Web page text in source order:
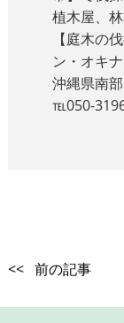
植木屋、
【庭木の
ン・オキ
沖縄県南
℡050-
<< 前の記事